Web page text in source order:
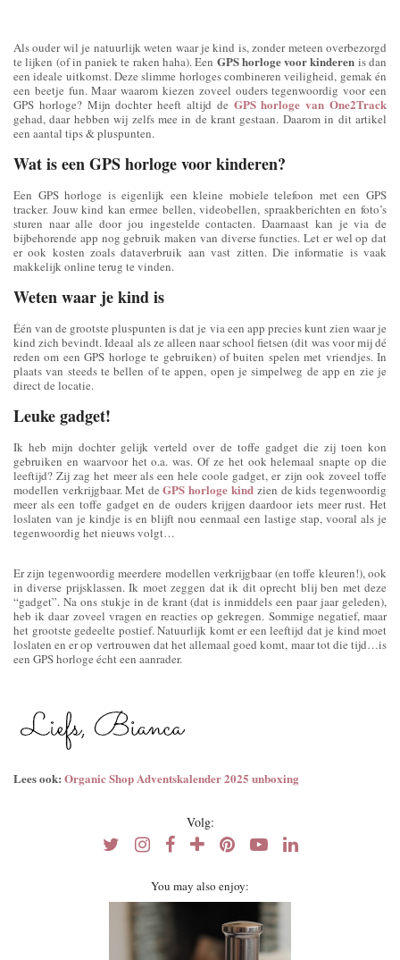
Als ouder wil je natuurlijk weten waar je kind is, zonder meteen overbezorgd
te lijken (of in paniek te raken haha). Een GPS horloge voor kinderen is dan
een ideale uitkomst. Deze slimme horloges combineren veiligheid, gemak én
een beetje fun. Maar waarom kiezen zoveel ouders tegenwoordig voor een
GPS horloge? Mijn dochter heeft altijd de GPS horloge van One2Track
gehad, daar hebben wij zelfs mee in de krant gestaan. Daarom in dit artikel
een aantal tips & pluspunten.
Wat is een GPS horloge voor kinderen?
Een GPS horloge is eigenlijk een kleine mobiele telefoon met een GPS
tracker. Jouw kind kan ermee bellen, videobellen, spraakberichten en foto’s
sturen naar alle door jou ingestelde contacten. Daarnaast kan je via de
bijbehorende app nog gebruik maken van diverse functies. Let er wel op dat
er ook kosten zoals dataverbruik aan vast zitten. Die informatie is vaak
makkelijk online terug te vinden.
Weten waar je kind is
Één van de grootste pluspunten is dat je via een app precies kunt zien waar je
kind zich bevindt. Ideaal als ze alleen naar school fietsen (dit was voor mij dé
reden om een GPS horloge te gebruiken) of buiten spelen met vriendjes. In
plaats van steeds te bellen of te appen, open je simpelweg de app en zie je
direct de locatie.
Leuke gadget!
Ik heb mijn dochter gelijk verteld over de toffe gadget die zij toen kon
gebruiken en waarvoor het o.a. was. Of ze het ook helemaal snapte op die
leeftijd? Zij zag het meer als een hele coole gadget, er zijn ook zoveel toffe
modellen verkrijgbaar. Met deGPS horloge kindzien de kids tegenwoordig
meer als een toffe gadget en de ouders krijgen daardoor iets meer rust. Het
loslaten van je kindje is en blijft nou eenmaal een lastige stap, vooral als je
tegenwoordig het nieuws volgt…
Er zijn tegenwoordig meerdere modellen verkrijgbaar (en toffe kleuren!), ook
in diverse prijsklassen. Ik moet zeggen dat ik dit oprecht blij ben met deze
“gadget”. Na ons stukje in de krant (dat is inmiddels een paar jaar geleden),
heb ik daar zoveel vragen en reacties op gekregen. Sommige negatief, maar
het grootste gedeelte postief. Natuurlijk komt er een leeftijd dat je kind moet
loslaten en er op vertrouwen dat het allemaal goed komt, maar tot die tijd…is
een GPS horloge écht een aanrader.
Lees ook: Organic Shop Adventskalender 2025 unboxing
Volg:
You may also enjoy: